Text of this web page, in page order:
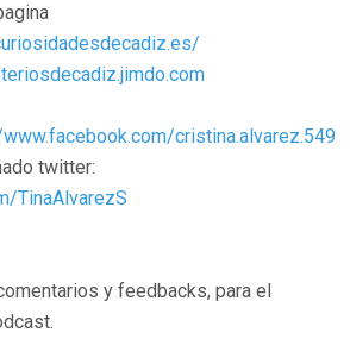
cristina.alvarez.549
twitter:
TinaAlvarezS
y feedbacks, para el